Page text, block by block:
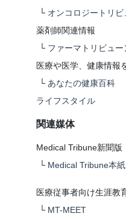
└ オンコロジートリビ
薬剤師関連情報
└ ファーマトリビュー
医療や医学、健康情報
└ あなたの健康百科
ライフスタイル
関連媒体
Medical Tribune新聞版
└ Medical Tribune本紙
医療従事者向け生涯教
└ MT-MEET